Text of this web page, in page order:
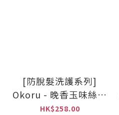
[防脫髮洗護系列]
Okoru - 晚香玉味絲滑
護髮素500ml
HK$258.00